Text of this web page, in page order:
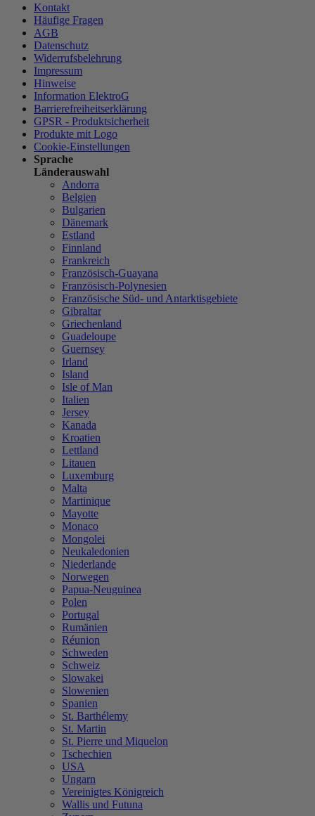
Kontakt
Häufige Fragen
AGB
Datenschutz
Widerrufsbelehrung
Impressum
Hinweise
Information ElektroG
Barrierefreiheitserklärung
GPSR - Produktsicherheit
Produkte mit Logo
Cookie-Einstellungen
Sprache
Länderauswahl
Andorra
Belgien
Bulgarien
Dänemark
Estland
Finnland
Frankreich
Französisch-Guayana
Französisch-Polynesien
Französische Süd- und Antarktisgebiete
Gibraltar
Griechenland
Guadeloupe
Guernsey
Irland
Island
Isle of Man
Italien
Jersey
Kanada
Kroatien
Lettland
Litauen
Luxemburg
Malta
Martinique
Mayotte
Monaco
Mongolei
Neukaledonien
Niederlande
Norwegen
Papua-Neuguinea
Polen
Portugal
Rumänien
Réunion
Schweden
Schweiz
Slowakei
Slowenien
Spanien
St. Barthélemy
St. Martin
St. Pierre und Miquelon
Tschechien
USA
Ungarn
Vereinigtes Königreich
Wallis und Futuna